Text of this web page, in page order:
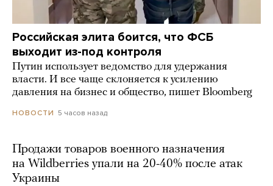
Российская элита боится, что ФСБ
выходит из-под контроля
Путин использует ведомство для удержания
власти. И все чаще склоняется к усилению
давления на бизнес и общество, пишет Bloomberg
НОВОСТИ 5 часов назад
Продажи товаров военного назначения
на Wildberries упали на 20-40% после атак
Украины